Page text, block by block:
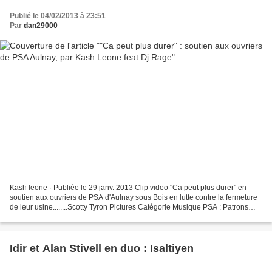
Publié le 04/02/2013 à 23:51
Par dan29000
Kash leone · Publiée le 29 janv. 2013 Clip video "Ca peut plus durer" en
soutien aux ouvriers de PSA d'Aulnay sous Bois en lutte contre la fermeture
de leur usine........Scotty Tyron Pictures Catégorie Musique PSA : Patrons
Idir et Alan Stivell en duo : Isaltiyen